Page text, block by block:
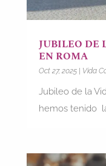
JUBILEO DE
EN ROMA
Oct 27, 2025| Vida
Jubileo de la
hemos tenido